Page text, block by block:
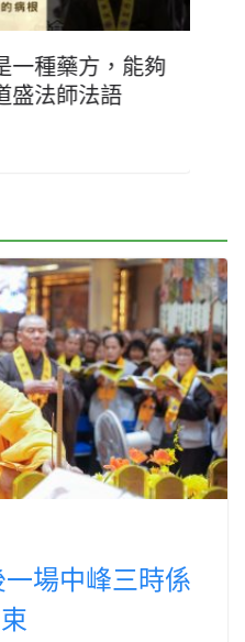
一種藥方，能夠
盛法師法語
場中峰三時係